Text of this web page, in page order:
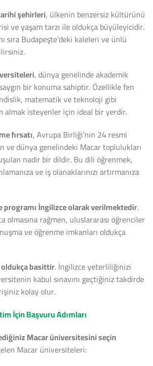
şehirleri, ülkenin benzersiz kültürünü
ve yaşam tarzı ile oldukça büyüleyicidir.
sıra Budapeşte’deki kaleleri ve ünlü
, dünya genelinde akademik
bir konuma sahiptir. Özellikle fen
matematik ve teknoloji gibi
almak isteyenler için ideal bir yerdir.
fırsatı, Avrupa Birliği’nin 24 resmi
ve dünya genelindeki Macar toplulukları
nadir bir dildir. Bu dili öğrenmek,
ve iş olanaklarınızı artırmanıza
programı İngilizce olarak verilmektedir.
olmasına rağmen, uluslararası öğrenciler
ve öğrenme imkanları oldukça
basittir. İngilizce yeterliliğinizi
kabul sınavını geçtiğiniz takdirde
kolay olur.
İçin Başvuru Adımları
Macar üniversitesini seçin
Macar üniversiteleri: